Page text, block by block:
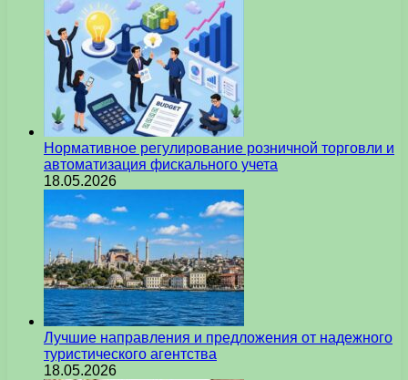
Нормативное регулирование розничной торговли и
автоматизация фискального учета
18.05.2026
Лучшие направления и предложения от надежного
туристического агентства
18.05.2026